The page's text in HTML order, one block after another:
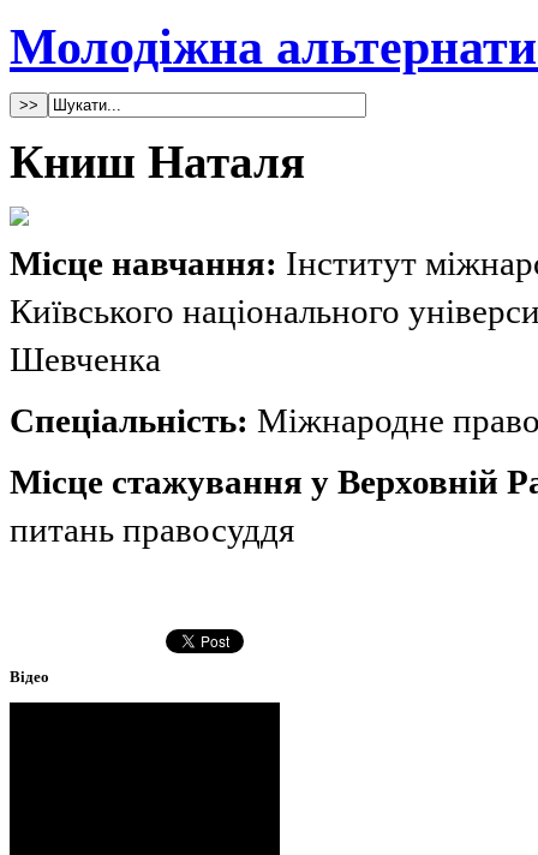
Молодіжна
Книш Наталя
Мiсце навчання: Інститут
Київського національного
Шевченка
Спеціальність: Міжнародне
Мiсце стажування у Верховнiй
питань правосуддя
Відео